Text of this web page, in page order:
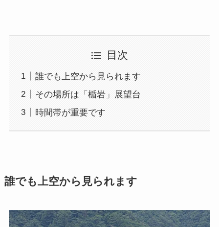
目次
誰でも上空から見られます
その場所は「楯岩」展望台
時間帯が重要です
誰でも上空から見られます